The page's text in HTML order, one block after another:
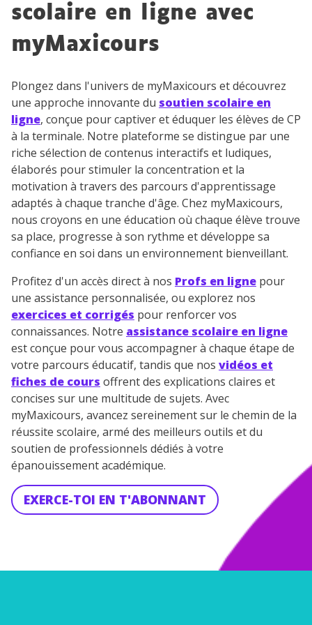
scolaire en ligne avec
myMaxicours
Plongez dans l'univers de myMaxicours et découvrez
une approche innovante du soutien scolaire en
ligne, conçue pour captiver et éduquer les élèves de CP
à la terminale. Notre plateforme se distingue par une
riche sélection de contenus interactifs et ludiques,
élaborés pour stimuler la concentration et la
motivation à travers des parcours d'apprentissage
adaptés à chaque tranche d'âge. Chez myMaxicours,
nous croyons en une éducation où chaque élève trouve
sa place, progresse à son rythme et développe sa
confiance en soi dans un environnement bienveillant.
Profitez d'un accès direct à nos Profs en ligne pour
une assistance personnalisée, ou explorez nos
exercices et corrigés pour renforcer vos
connaissances. Notre assistance scolaire en ligne
est conçue pour vous accompagner à chaque étape de
votre parcours éducatif, tandis que nos vidéos et
fiches de cours offrent des explications claires et
concises sur une multitude de sujets. Avec
myMaxicours, avancez sereinement sur le chemin de la
réussite scolaire, armé des meilleurs outils et du
soutien de professionnels dédiés à votre
épanouissement académique.
EXERCE-TOI EN T'ABONNANT